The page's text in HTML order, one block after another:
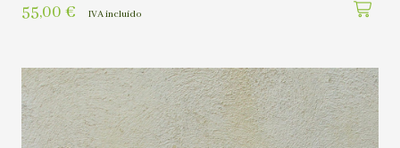
55,00 € IVA incluído